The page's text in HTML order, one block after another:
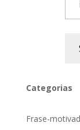
Categorias
Frase-